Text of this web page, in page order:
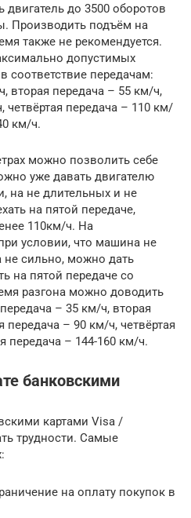
двигатель до 3500 оборотов
Производить подъём на
также не рекомендуется.
допустимых
соответствие передачам:
вторая передача – 55 км/ч,
четвёртая передача – 110 км/
км/ч.
можно позволить себе
уже давать двигателю
на не длительных и не
на пятой передаче,
110км/ч. На
условии, что машина не
не сильно, можно дать
на пятой передаче со
разгона можно доводить
– 35 км/ч, вторая
передача – 90 км/ч, четвёртая
передача – 144-160 км/ч.
банковскими
картами Visa /
трудности. Самые
на оплату покупок в